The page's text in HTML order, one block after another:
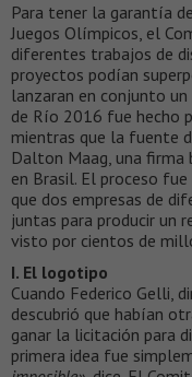
Para tener la garantía
Juegos Olímpicos, el
diferentes trabajos de
proyectos podían
lanzaran en conjunto
de Río 2016 fue hecho
mientras que la fuente
Dalton Maag, una
en Brasil. El proceso
que dos empresas de
juntas para producir un
visto por cientos de
I. El logotipo
Cuando Federico Gelli,
descubrió que habían
ganar la licitación para
primera idea fue